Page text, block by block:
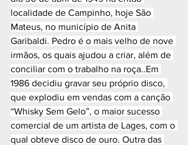
localidade de Campinho, hoje São
Mateus, no município de Anita
Garibaldi. Pedro é o mais velho de nove
irmãos, os quais ajudou a criar, além de
conciliar com o trabalho na roça..Em
1986 decidiu gravar seu próprio disco,
que explodiu em vendas com a canção
“Whisky Sem Gelo”, o maior sucesso
comercial de um artista de Lages, com o
qual obteve disco de ouro. Outra das